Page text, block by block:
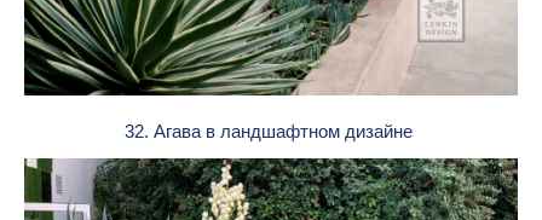
32. Агава в ландшафтном дизайне